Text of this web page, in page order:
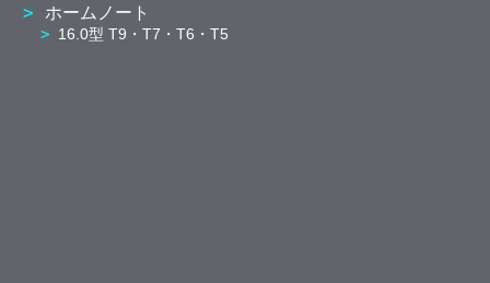
ホームノート
16.0型 T9・T7・T6・T5